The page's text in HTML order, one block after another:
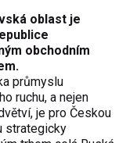
oblast je
obchodním
průmyslu
ruchu, a nejen
je pro Českou
strategicky